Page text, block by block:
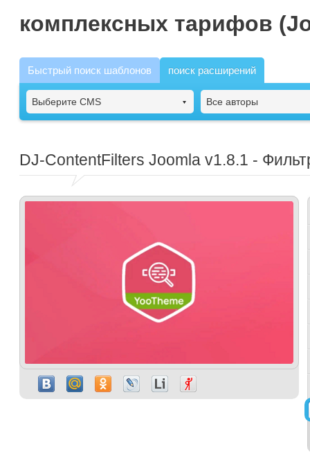
комплексных тарифов
Быстрый поиск шаблонов поиск расширений
Выберите CMS Все авторы
DJ-ContentFilters Joomla v1.8.1 -